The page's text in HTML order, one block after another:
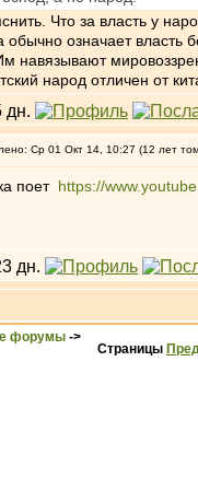
Что за власть у
обычно означает
навязывают
народ отличен от
Ср 01 Окт 14, 10:27 (12 лет
поет https://
форумы ->
Страницы